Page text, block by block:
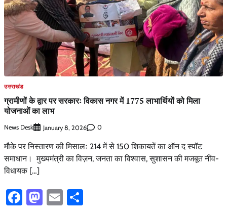
उत्तराखंड
ग्रामीणों के द्वार पर सरकारः विकास नगर में 1775 लाभार्थियों को मिला
योजनाओं का लाभ
News Desk January 8, 2026 0
मौके पर निस्तारण की मिसालः 214 में से 150 शिकायतें का ऑन द स्पॉट
समाधान। मुख्यमंत्री का विज़न, जनता का विश्वास, सुशासन की मजबूत नींव-
विधायक […]
Facebook
Mastodon
Email